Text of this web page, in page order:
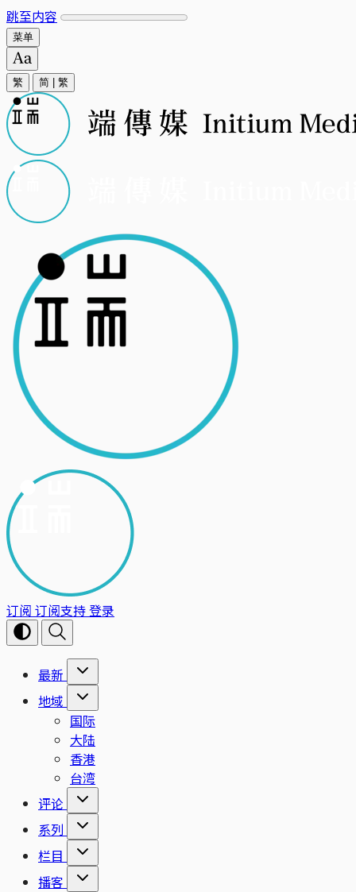
跳至内容
菜单
繁 简 繁
订阅 订阅支持登录
最新
地域
国际
大陆
香港
台湾
评论
系列
栏目
播客